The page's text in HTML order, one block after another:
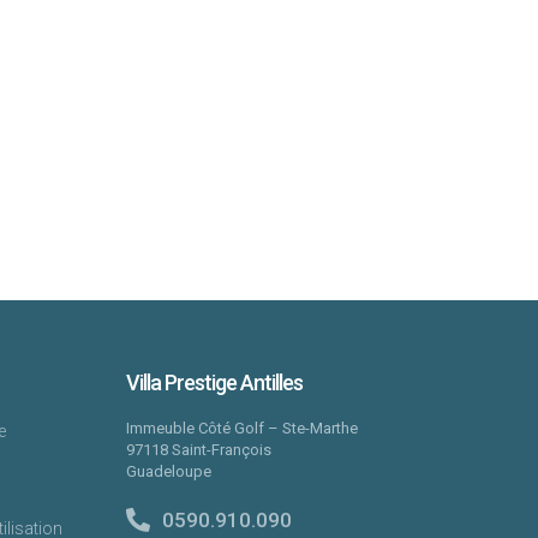
Villa Prestige Antilles
Immeuble Côté Golf – Ste-Marthe
97118 Saint-François
Guadeloupe
0590.910.090